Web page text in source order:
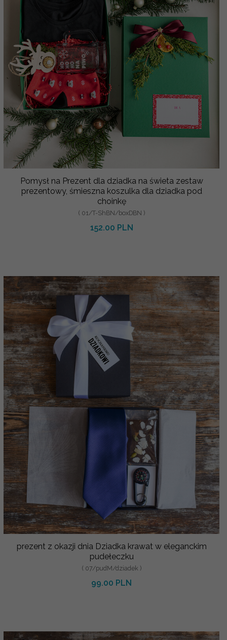
Pomysł na Prezent dla dziadka na świeta zestaw
prezentowy, śmieszna koszulka dla dziadka pod
choinkę
( 01/T-ShBN/boxDBN )
152.00 PLN
prezent z okazji dnia Dziadka krawat w eleganckim
pudełeczku
( 07/pudM/dziadek )
99.00 PLN